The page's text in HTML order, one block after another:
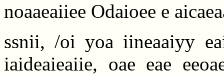
noaaeaiiee Odaioee e
ssnii, /oi yoa iineaaiyy
iaideaieaiie, oae eae